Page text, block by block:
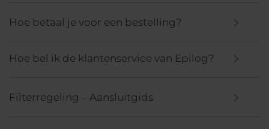
Hoe betaal je voor een bestelling?
Hoe bel ik de klantenservice van Epilog?
Filterregeling – Aansluitgids